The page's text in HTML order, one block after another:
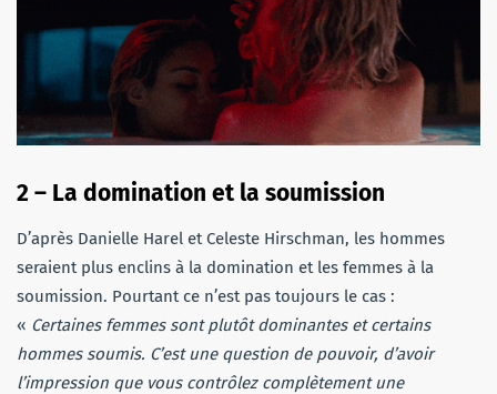
2 – La domination et la soumission
D’après Danielle Harel et Celeste Hirschman, les hommes
seraient plus enclins à la domination et les femmes à la
soumission. Pourtant ce n’est pas toujours le cas :
« Certaines femmes sont plutôt dominantes et certains
hommes soumis. C’est une question de pouvoir, d’avoir
l’impression que vous contrôlez complètement une